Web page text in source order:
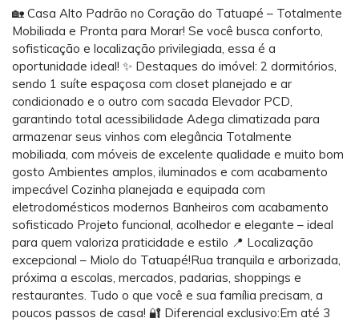
🏡 Casa Alto Padrão no Coração do Tatuapé – Totalmente
Mobiliada e Pronta para Morar! Se você busca conforto,
sofisticação e localização privilegiada, essa é a
oportunidade ideal! ✨ Destaques do imóvel: 2 dormitórios,
sendo 1 suíte espaçosa com closet planejado e ar
condicionado e o outro com sacada Elevador PCD,
garantindo total acessibilidade Adega climatizada para
armazenar seus vinhos com elegância Totalmente
mobiliada, com móveis de excelente qualidade e muito bom
gosto Ambientes amplos, iluminados e com acabamento
impecável Cozinha planejada e equipada com
eletrodomésticos modernos Banheiros com acabamento
sofisticado Projeto funcional, acolhedor e elegante – ideal
para quem valoriza praticidade e estilo 📍 Localização
excepcional – Miolo do Tatuapé!Rua tranquila e arborizada,
próxima a escolas, mercados, padarias, shoppings e
restaurantes. Tudo o que você e sua família precisam, a
poucos passos de casa! 🔐 Diferencial exclusivo:Em até 3